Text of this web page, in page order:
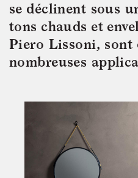
se déclinent sous
tons chauds et
Piero Lissoni, sont
nombreuses